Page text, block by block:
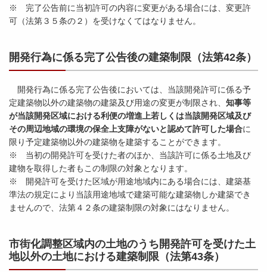
※ 完了公告前に当初許可の内容に変更がある場合には、変更許
可（法第３５条の２）を受けなくてはなりません。
開発行為に係る完了公告後の建築制限（法第42条）
開発行為に係る完了公告後においては、当該開発許可に係る予
定建築物以外の建築物の建築及び用途の変更が制限され、 知事等
が当該開発区域における利便の増進上若しくは当該開発区域及び
その周辺地域の環境の保全上支障がないと認めて許可した場合に
限り予定建築物以外の建築物を建築することができます。
※ 当初の開発許可を受けた者のほか、当該許可に係る土地及び
建物を取得した者もこの制限の対象となります。
※ 開発許可を受けた区域が用途地域内にある場合には、建築基
準法の規定により当該用途地域で建築可能な建築物しか建築でき
ませんので、法第４２条の建築制限の対象にはなりません。
市街化調整区域内の土地のうち開発許可を受けた土
地以外の土地における建築制限（法第43条）